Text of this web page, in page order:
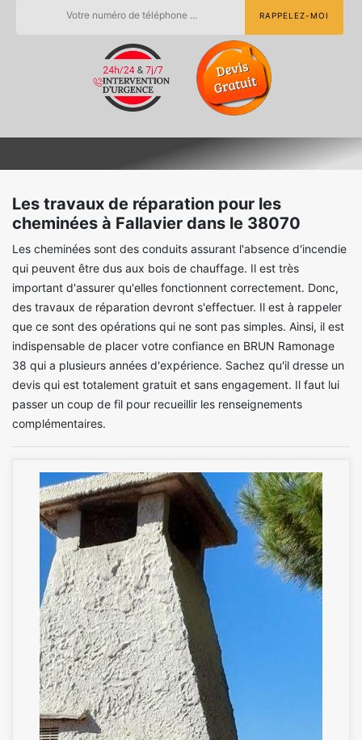
Les travaux de réparation pour les
cheminées à Fallavier dans le 38070
Les cheminées sont des conduits assurant l'absence d'incendie
qui peuvent être dus aux bois de chauffage. Il est très
important d'assurer qu'elles fonctionnent correctement. Donc,
des travaux de réparation devront s'effectuer. Il est à rappeler
que ce sont des opérations qui ne sont pas simples. Ainsi, il est
indispensable de placer votre confiance en BRUN Ramonage
38 qui a plusieurs années d'expérience. Sachez qu'il dresse un
devis qui est totalement gratuit et sans engagement. Il faut lui
passer un coup de fil pour recueillir les renseignements
complémentaires.